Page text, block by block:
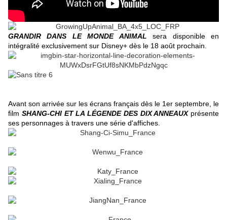
GRANDIR DANS LE MONDE ANIMAL sera disponible en
intégralité exclusivement sur Disney+ dès le 18 août prochain.
Avant son arrivée sur les écrans français dès le 1er septembre, le
film SHANG-CHI ET LA LÉGENDE DES DIX ANNEAUXprésente
ses personnages à travers une série d'affiches.